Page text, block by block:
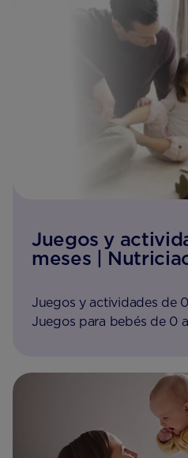
Juegos y
meses |
Juegos y actividades de
Juegos para bebés de 0